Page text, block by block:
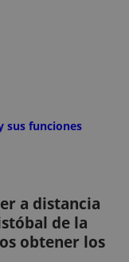
sus funciones
a distancia
de la
obtener los